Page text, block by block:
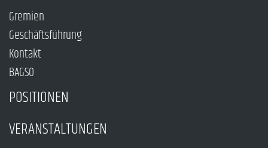
Gremien
Geschäftsführung
Kontakt
BAGSO
POSITIONEN
VERANSTALTUNGEN